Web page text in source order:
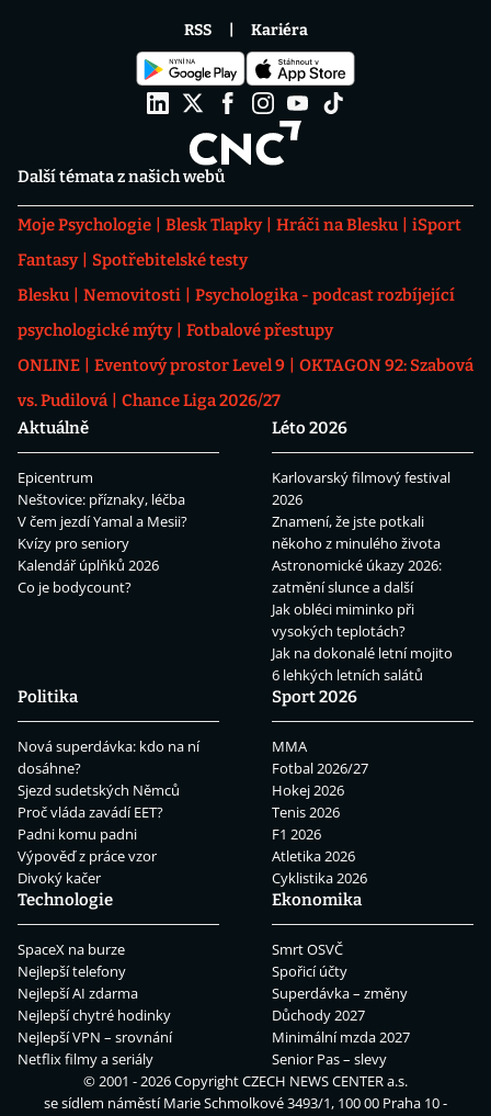
Další témata z našich webů
Moje Psychologie Blesk Tlapky Hráči na Blesku
iSport
Fantasy
Spotřebitelské testy
Blesku
Nemovitosti
Psychologika - podcast rozbíjející
psychologické mýty
Fotbalové přestupy
ONLINE
Eventový prostor Level 9
OKTAGON 92: Szabová
vs. Pudilová
Chance Liga 2026/27
Aktuálně
Epicentrum
Neštovice: příznaky, léčba
V čem jezdí Yamal a Mesii?
Kvízy pro seniory
Kalendář úplňků 2026
Co je bodycount?
Léto 2026
Karlovarský filmový festival
2026
Znamení, že jste potkali
někoho z minulého života
Astronomické úkazy 2026:
zatmění slunce a další
Jak obléci miminko při
vysokých teplotách?
Jak na dokonalé letní mojito
6 lehkých letních salátů
Politika
Nová superdávka: kdo na ní
dosáhne?
Sjezd sudetských Němců
Proč vláda zavádí EET?
Padni komu padni
Výpověď z práce vzor
Divoký kačer
Sport 2026
MMA
Fotbal 2026/27
Hokej 2026
Tenis 2026
F1 2026
Atletika 2026
Cyklistika 2026
Technologie
SpaceX na burze
Nejlepší telefony
Nejlepší AI zdarma
Nejlepší chytré hodinky
Nejlepší VPN – srovnání
Netflix filmy a seriály
Ekonomika
Smrt OSVČ
Spořicí účty
Superdávka – změny
Důchody 2027
Minimální mzda 2027
Senior Pas – slevy
RSS Kariéra
© 2001 - 2026 CopyrightCZECH NEWS CENTER a.s.
se sídlem náměstí Marie Schmolkové 3493/1, 100 00 Praha 10 -